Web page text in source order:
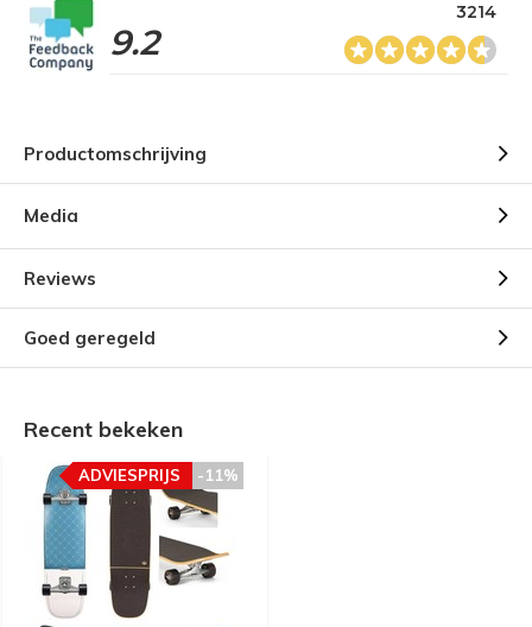
9.2
3214
Productomschrijving
Media
Reviews
Goed geregeld
Recent bekeken
-11%
ADVIESPRIJS